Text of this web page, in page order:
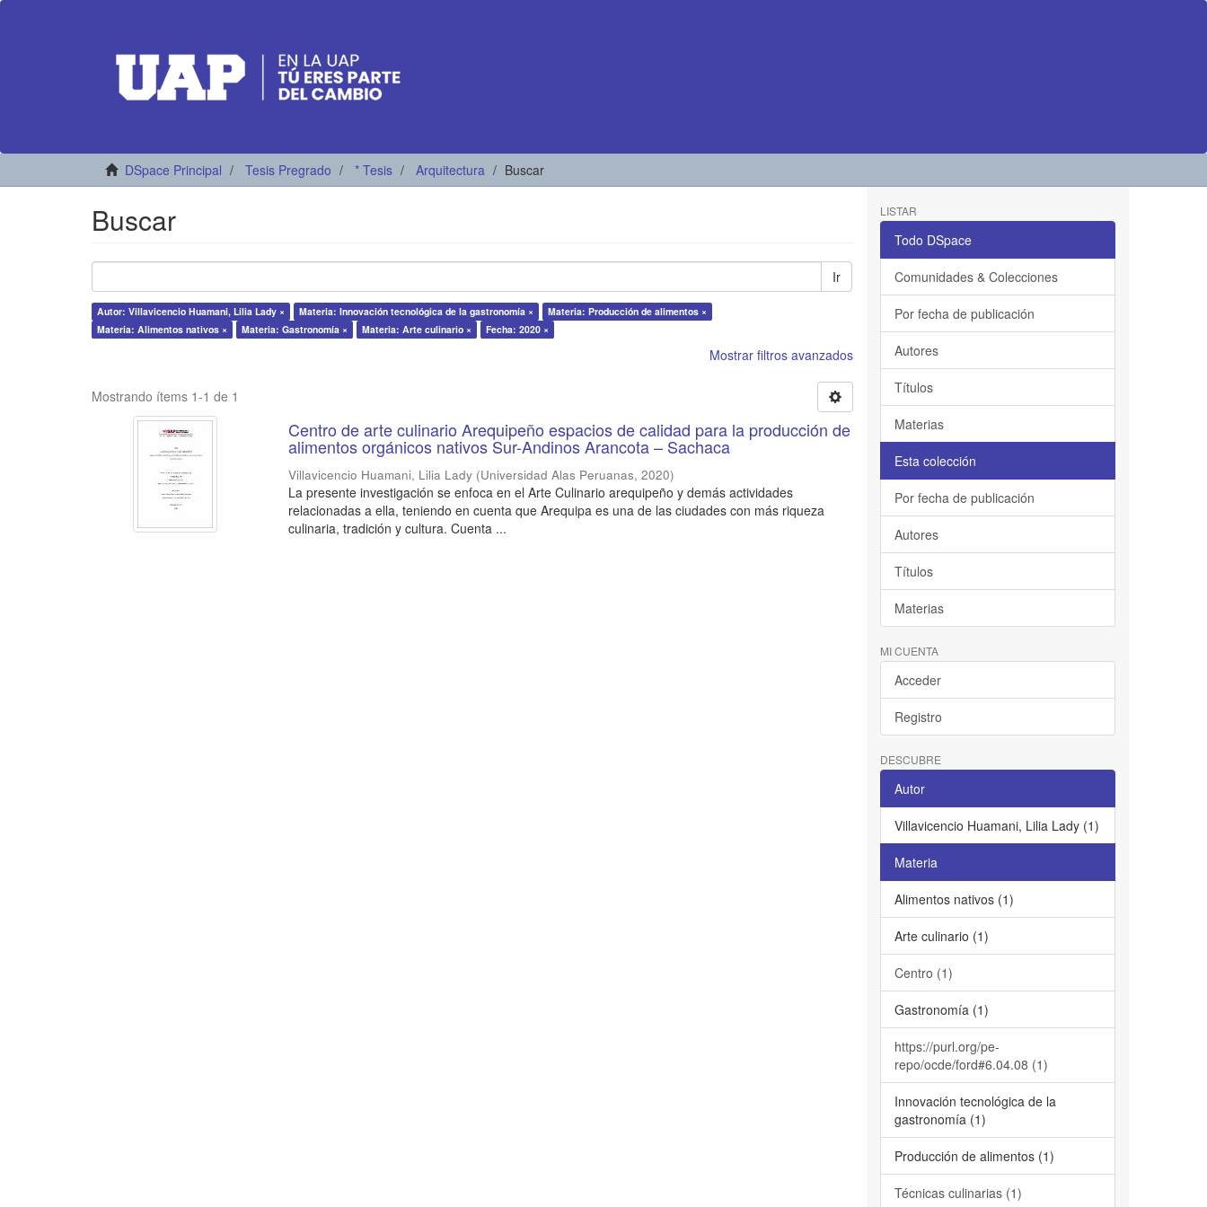
DSpace Principal Tesis Pregrado * Tesis Arquitectura Buscar
Buscar
Ir
Autor: Villavicencio Huamani, Lilia Lady × Materia: Innovación tecnológica de la gastronomía ×
Materia: Producción de alimentos ×
Materia: Alimentos nativos ×
Materia: Gastronomía × Materia: Arte culinario × Fecha: 2020 ×
Mostrar filtros avanzados
Mostrando ítems 1-1 de 1
Centro de arte culinario Arequipeño espacios de calidad para la producción de
alimentos orgánicos nativos Sur-Andinos Arancota – Sachaca
Villavicencio Huamani, Lilia Lady (Universidad Alas Peruanas,2020)
La presente investigación se enfoca en el Arte Culinario arequipeño y demás actividades
relacionadas a ella, teniendo en cuenta que Arequipa es una de las ciudades con más riqueza
culinaria, tradición y cultura. Cuenta ...
LISTAR
Todo DSpace
Comunidades & Colecciones
Por fecha de publicación
Autores
Títulos
Materias
Esta colección
Por fecha de publicación
Autores
Títulos
Materias
MI CUENTA
Acceder
Registro
DESCUBRE
Autor
Villavicencio Huamani, Lilia Lady (1)
Materia
Alimentos nativos (1)
Arte culinario (1)
Centro (1)
Gastronomía (1)
https://purl.org/pe-
repo/ocde/ford#6.04.08 (1)
Innovación tecnológica de la
gastronomía (1)
Producción de alimentos (1)
Técnicas culinarias (1)